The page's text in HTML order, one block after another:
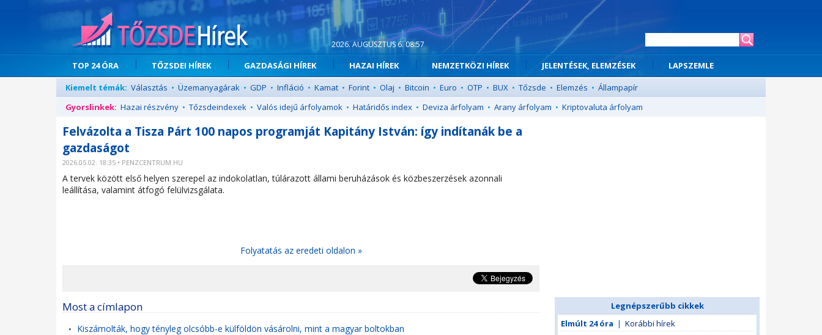
2026. AUGUSZTUS 6. 08:57
TOP 24 ÓRA TŐZSDEI HÍREK GAZDASÁGI HÍREK HAZAI HÍREK NEMZETKÖZI HÍREK JELENTÉSEK, ELEMZÉSEK
LAPSZEMLE
Kiemelt témák: Választás • Üzemanyagárak • GDP • Infláció • Kamat • Forint • Olaj • Bitcoin • Euro • OTP • BUX • Tőzsde • Elemzés • Állampapír
Gyorslinkek: Hazai részvény • Tőzsdeindexek • Valós idejű árfolyamok • Határidős index • Deviza árfolyam • Arany árfolyam • Kriptovaluta árfolyam
Felvázolta a Tisza Párt 100 napos programját Kapitány István: így indítanák be a
gazdaságot
2026.05.02. 18:35 • PENZCENTRUM.HU
A tervek között első helyen szerepel az indokolatlan, túlárazott állami beruházások és közbeszerzések azonnali
leállítása, valamint átfogó felülvizsgálata.
Folyatatás az eredeti oldalon »
Most a címlapon
• Kiszámolták, hogy tényleg olcsóbb-e külföldön vásárolni, mint a magyar boltokban
Legnépszerűbb cikkek
Elmúlt 24 óra | Korábbi hírek